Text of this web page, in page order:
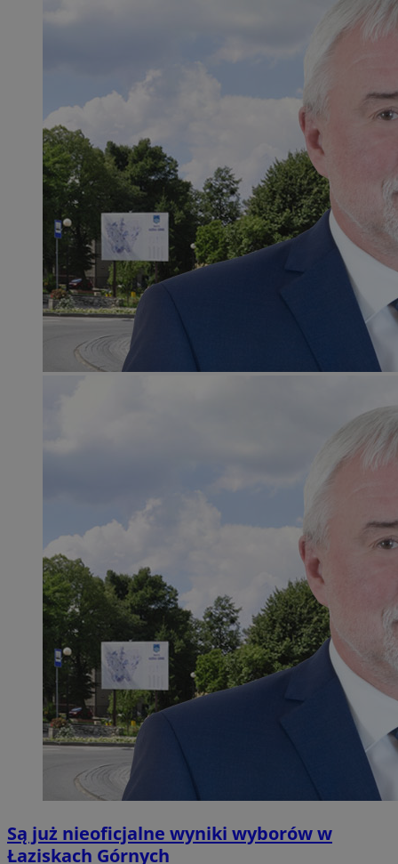
Są już nieoficjalne wyniki wyborów w
Łaziskach Górnych